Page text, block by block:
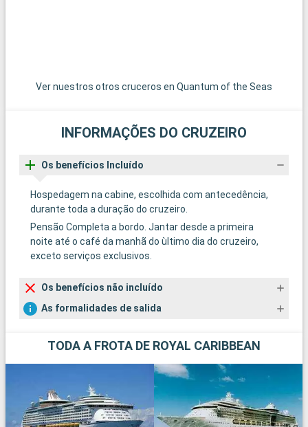
Ver nuestros otros cruceros en Quantum of the Seas
INFORMAÇÕES DO CRUZEIRO
Os benefícios Incluído
Hospedagem na cabine, escolhida com antecedência,
durante toda a duração do cruzeiro.
Pensão Completa a bordo. Jantar desde a primeira
noite até o café da manhã do ùltimo dia do cruzeiro,
exceto serviços exclusivos.
Os benefícios não incluído
As formalidades de salida
TODA A FROTA DE ROYAL CARIBBEAN